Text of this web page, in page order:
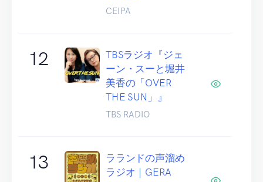
CEIPA
12
TBSラジオ『ジェ
ーン・スーと堀井
美香の「OVER
THE SUN」』
TBS RADIO
13
ラランドの声溜め
ラジオ｜GERA